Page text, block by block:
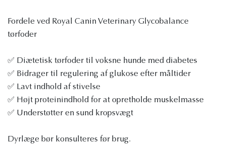
Fordele ved Royal Canin Veterinary Glycobalance
tørfoder
✅ Diætetisk tørfoder til voksne hunde med diabetes
✅ Bidrager til regulering af glukose efter måltider
✅ Lavt indhold af stivelse
✅ Højt proteinindhold for at opretholde muskelmasse
✅ Understøtter en sund kropsvægt
Dyrlæge bør konsulteres før brug.